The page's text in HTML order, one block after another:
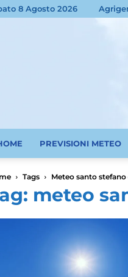
8 Agosto 2026
PREVISIONI METEO
Tags Meteo santo
meteo